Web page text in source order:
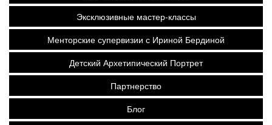
Эксклюзивные мастер-классы
Менторские супервизии с Ириной Бердиной
Детский Архетипический Портрет
Партнерство
Блог